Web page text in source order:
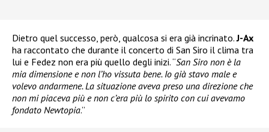
Dietro quel successo, però, qualcosa si era già incrinato.J-Ax
ha raccontato che durante il concerto di San Siro il clima tra
lui e Fedez non era più quello degli inizi. “San Siro non è la
mia dimensione e non l’ho vissuta bene. Io già stavo male e
volevo andarmene. La situazione aveva preso una direzione che
non mi piaceva più e non c’era più lo spirito con cui avevamo
fondato Newtopia.”